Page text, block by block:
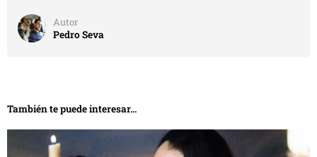
Autor
Pedro Seva
También te puede interesar...